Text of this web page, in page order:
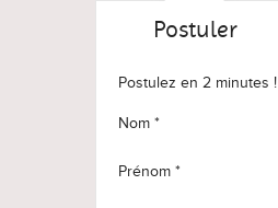
Postuler
Postulez en 2 minutes !
Nom *
Prénom *